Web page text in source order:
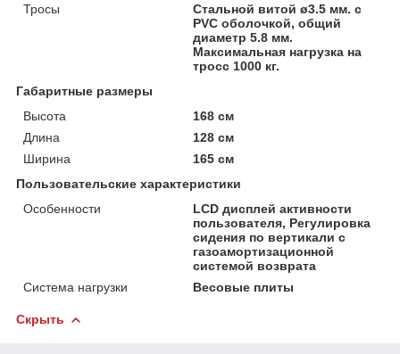
Тросы
Стальной витой ø3.5 мм. с
PVC оболочкой, общий
диаметр 5.8 мм.
Максимальная нагрузка на
тросс 1000 кг.
Габаритные размеры
Высота
168 см
Длина
128 см
Ширина
165 см
Пользовательские характеристики
Особенности
LCD дисплей активности
пользователя, Регулировка
сидения по вертикали с
газоамортизационной
системой возврата
Система нагрузки
Весовые плиты
Скрыть